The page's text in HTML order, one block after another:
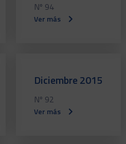
Nº 94
Ver más
Diciembre 2015
Nº 92
Ver más